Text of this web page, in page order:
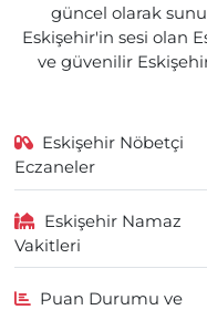
güncel olarak
Eskişehir'in sesi olan
ve güvenilir
Eskişehir Nöbetçi
Eczaneler
Eskişehir Namaz
Vakitleri
Puan Durumu ve